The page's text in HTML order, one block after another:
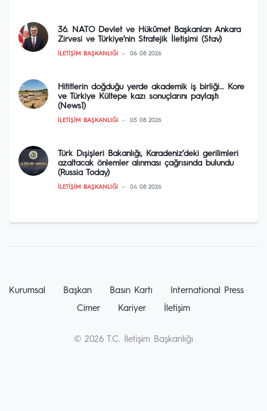
36. NATO Devlet ve Hükûmet Başkanları Ankara
Zirvesi ve Türkiye’nin Stratejik İletişimi (Stav)
İLETIŞIM BAŞKANLIĞI 06 08 2026
Hititlerin doğduğu yerde akademik iş birliği… Kore
ve Türkiye Kültepe kazı sonuçlarını paylaştı
(News1)
İLETIŞIM BAŞKANLIĞI 05 08 2026
Türk Dışişleri Bakanlığı, Karadeniz’deki gerilimleri
azaltacak önlemler alınması çağrısında bulundu
(Russia Today)
İLETIŞIM BAŞKANLIĞI 04 08 2026
Kurumsal Başkan Basın Kartı
International Press
Cimer
Kariyer İletişim
© 2026 T.C. İletişim Başkanlığı